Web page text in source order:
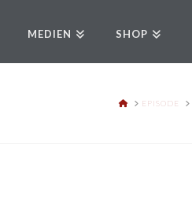
MEDIEN SHOP
HOMEEPISODE